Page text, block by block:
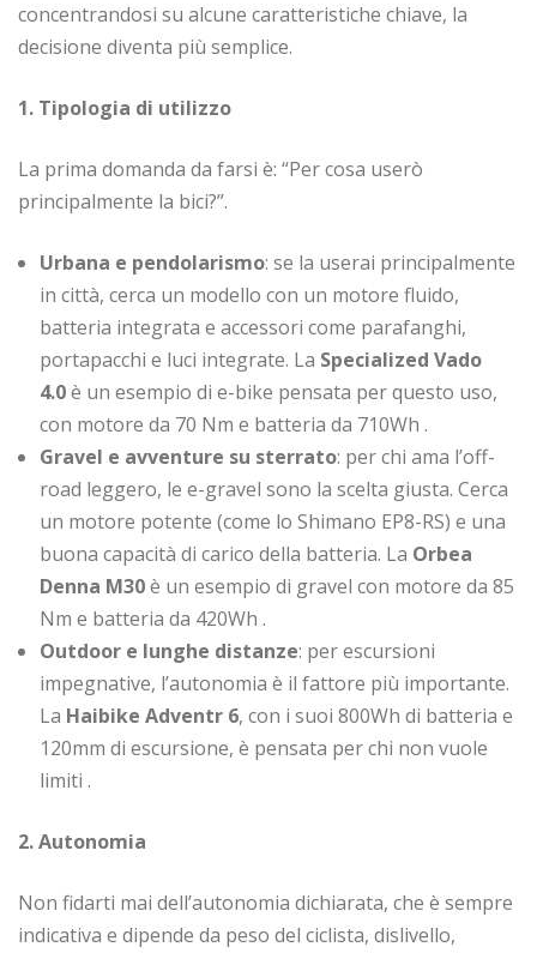
concentrandosi su alcune caratteristiche chiave, la
decisione diventa più semplice.
1. Tipologia di utilizzo
La prima domanda da farsi è: “Per cosa userò
principalmente la bici?”.
Urbana e pendolarismo: se la userai principalmente
in città, cerca un modello con un motore fluido,
batteria integrata e accessori come parafanghi,
portapacchi e luci integrate. La Specialized Vado
4.0è un esempio di e-bike pensata per questo uso,
con motore da 70 Nm e batteria da 710Wh .
Gravel e avventure su sterrato: per chi ama l’off-
road leggero, le e-gravel sono la scelta giusta. Cerca
un motore potente (come lo Shimano EP8-RS) e una
buona capacità di carico della batteria. La Orbea
Denna M30è un esempio di gravel con motore da 85
Nm e batteria da 420Wh .
Outdoor e lunghe distanze: per escursioni
impegnative, l’autonomia è il fattore più importante.
La Haibike Adventr 6, con i suoi 800Wh di batteria e
120mm di escursione, è pensata per chi non vuole
limiti .
2. Autonomia
Non fidarti mai dell’autonomia dichiarata, che è sempre
indicativa e dipende da peso del ciclista, dislivello,